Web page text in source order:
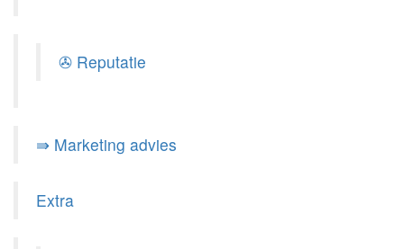
✇ Reputatie
⇛ Marketing advies
Extra